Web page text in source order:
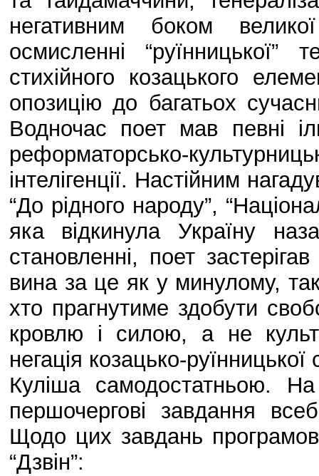
негативним боком
осмисленні “руїнницької”
стихійного козацького
опозицію до багатьох
Водночас поет мав певні
реформаторсько-
інтелігенції. Настійним
“До рідного народу”,
яка відкинула Україну
становленні, поет
вина за це як у минулому,
хто прагнутиме здобути
кровлю і силою, а не
негація козацько-руїнницької
Куліша самодостатньою.
першочергові завдання
Щодо цих завдань
“Дзвін”: